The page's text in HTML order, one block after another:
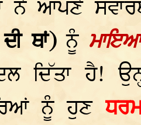
ਨੇ ਆਪਣੇ
ਥਾਂ)ਨੂੰ
ਦਿੱਤਾ ਹੈ!
ਨੂੰ ਹੁਣ